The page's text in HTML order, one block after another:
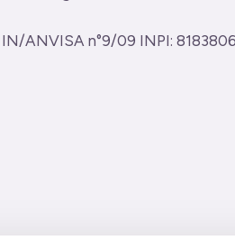
ANVISA n°9/09 INPI: